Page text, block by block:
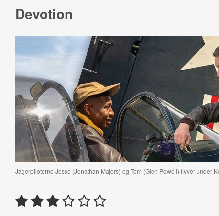
Devotion
Jagerpiloterne Jesse (Jonathan Majors) og Tom (Glen Powell) flyver under